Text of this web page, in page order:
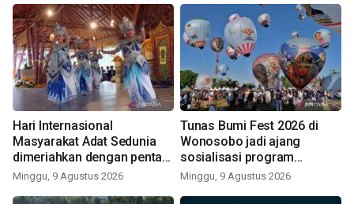
Hari Internasional
Masyarakat Adat Sedunia
dimeriahkan dengan pentas
seni budaya Bali
Minggu, 9 Agustus 2026
Tunas Bumi Fest 2026 di
Wonosobo jadi ajang
sosialisasi program
pemerintah lewat balon
Minggu, 9 Agustus 2026